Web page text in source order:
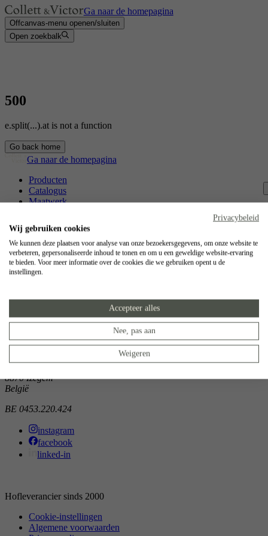
Ga naar de homepagina
Offcanvas-menu openen/sluiten
Open zoekbalk
500
e.split(...).at is not a function
Go back home
Ga naar de homepagina
Producten
Catalogus
Maatwerk
Vakmanschap
Jobs
Collett & Victor
8500 Kortrijk
België
Atelier
8870 Izegem
België
BE 0453.220.424
instagram
facebook
linked-in
Hofleverancier sinds 2000
Cookie-instellingen
Algemene voorwaarden
Privacybeleid
Wij gebruiken cookies
We kunnen deze plaatsen voor analyse van onze bezoekersgegevens, om onze website te
verbeteren, gepersonaliseerde inhoud te tonen en om u een geweldige website-ervaring
te bieden. Voor meer informatie over de cookies die we gebruiken opent u de
instellingen.
Accepteer alles
Nee, pas aan
Weigeren